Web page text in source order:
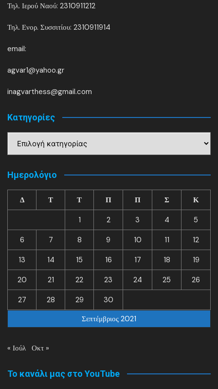
Τηλ. Ιερού Ναού: 2310911212
Τηλ. Ενορ. Συσσιτίου: 2310911914
email:
agvar1@yahoo.gr
inagvarthess@gmail.com
Kατηγορίες
Ημερολόγιο
Σεπτέμβριος 2021
Δ Τ Τ Π Π Σ Κ
1 2 3 4 5
6 7 8 9 10 11 12
13 14 15 16 17 18 19
20 21 22 23 24 25 26
27 28 29 30
« Ιούλ Οκτ »
Το κανάλι μας στο YouTube